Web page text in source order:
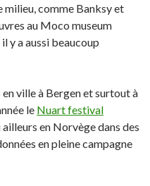
milieu, comme Banksy et
au Moco museum
y a aussi beaucoup
ville à Bergen et surtout à
le Nuart festival
en Norvège dans des
en pleine campagne